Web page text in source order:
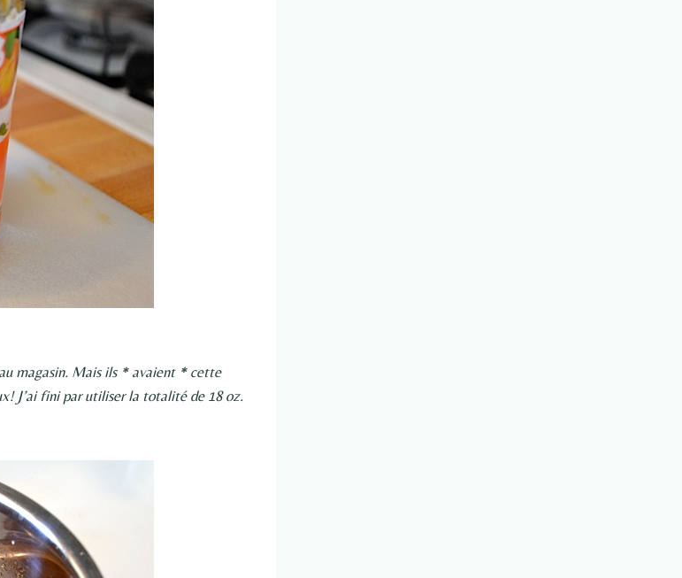
au magasin. Mais ils * avaient * cette
J’ai fini par utiliser la totalité de 18 oz.